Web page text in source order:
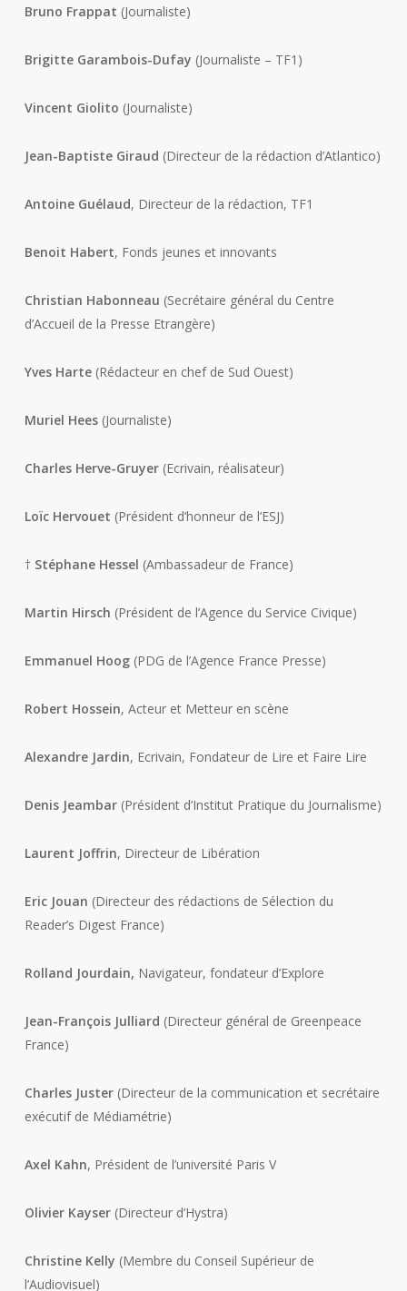
Bruno Frappat (Journaliste)
Brigitte Garambois-Dufay (Journaliste – TF1)
Vincent Giolito (Journaliste)
Jean-Baptiste Giraud (Directeur de la rédaction d’Atlantico)
Antoine Guélaud, Directeur de la rédaction, TF1
Benoit Habert, Fonds jeunes et innovants
Christian Habonneau (Secrétaire général du Centre
d’Accueil de la Presse Etrangère)
Yves Harte(Rédacteur en chef de Sud Ouest)
Muriel Hees(Journaliste)
Charles Herve-Gruyer(Ecrivain, réalisateur)
Loïc Hervouet (Président d’honneur de l’ESJ)
†Stéphane Hessel (Ambassadeur de France)
Martin Hirsch (Président de l’Agence du Service Civique)
Emmanuel Hoog(PDG de l’Agence France Presse)
Robert Hossein, Acteur et Metteur en scène
Alexandre Jardin, Ecrivain, Fondateur de Lire et Faire Lire
Denis Jeambar(Président d’Institut Pratique du Journalisme)
Laurent Joffrin, Directeur de Libération
Eric Jouan (Directeur des rédactions de Sélection du
Reader’s Digest France)
Rolland Jourdain, Navigateur, fondateur d’Explore
Jean-François Julliard (Directeur général de Greenpeace
France)
Charles Juster (Directeur de la communication et secrétaire
exécutif de Médiamétrie)
Axel Kahn, Président de l’université Paris V
Olivier Kayser(Directeur d’Hystra)
Christine Kelly (Membre du Conseil Supérieur de
l’Audiovisuel)